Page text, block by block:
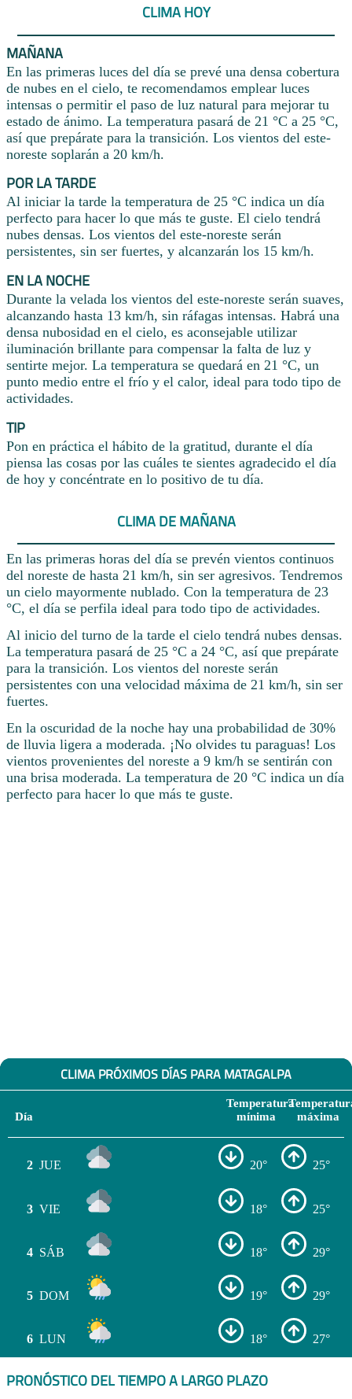
CLIMA HOY
MAÑANA
En las primeras luces del día se prevé una densa cobertura
de nubes en el cielo, te recomendamos emplear luces
intensas o permitir el paso de luz natural para mejorar tu
estado de ánimo. La temperatura pasará de 21 °C a 25 °C,
así que prepárate para la transición. Los vientos del este-
noreste soplarán a 20 km/h.
POR LA TARDE
Al iniciar la tarde la temperatura de 25 °C indica un día
perfecto para hacer lo que más te guste. El cielo tendrá
nubes densas. Los vientos del este-noreste serán
persistentes, sin ser fuertes, y alcanzarán los 15 km/h.
EN LA NOCHE
Durante la velada los vientos del este-noreste serán suaves,
alcanzando hasta 13 km/h, sin ráfagas intensas. Habrá una
densa nubosidad en el cielo, es aconsejable utilizar
iluminación brillante para compensar la falta de luz y
sentirte mejor. La temperatura se quedará en 21 °C, un
punto medio entre el frío y el calor, ideal para todo tipo de
actividades.
TIP
Pon en práctica el hábito de la gratitud, durante el día
piensa las cosas por las cuáles te sientes agradecido el día
de hoy y concéntrate en lo positivo de tu día.
CLIMA DE MAÑANA
En las primeras horas del día se prevén vientos continuos
del noreste de hasta 21 km/h, sin ser agresivos. Tendremos
un cielo mayormente nublado. Con la temperatura de 23
°C, el día se perfila ideal para todo tipo de actividades.
Al inicio del turno de la tarde el cielo tendrá nubes densas.
La temperatura pasará de 25 °C a 24 °C, así que prepárate
para la transición. Los vientos del noreste serán
persistentes con una velocidad máxima de 21 km/h, sin ser
fuertes.
En la oscuridad de la noche hay una probabilidad de 30%
de lluvia ligera a moderada. ¡No olvides tu paraguas! Los
vientos provenientes del noreste a 9 km/h se sentirán con
una brisa moderada. La temperatura de 20 °C indica un día
perfecto para hacer lo que más te guste.
CLIMA PRÓXIMOS DÍAS PARA MATAGALPA
Día
Temperatura
mínima
máxima
2 JUE 20° 25°
3 VIE 18° 25°
4 SÁB 18° 29°
5 DOM 19° 29°
6 LUN 18° 27°
PRONÓSTICO DEL TIEMPO A LARGO PLAZO